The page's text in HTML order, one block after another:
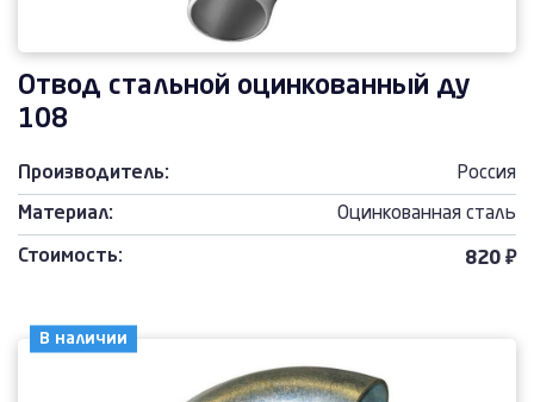
Отвод стальной оцинкованный ду
108
Производитель: Россия
Материал: Оцинкованная сталь
Стоимость: 820 ₽
В наличии